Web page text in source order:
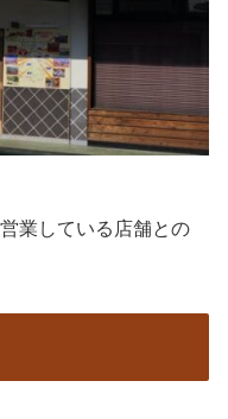
業している店舗との